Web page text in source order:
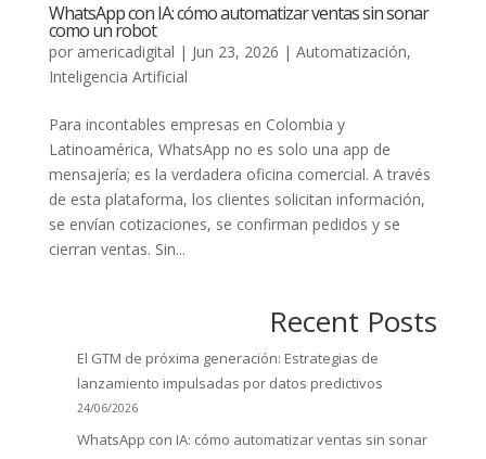
WhatsApp con IA: cómo automatizar ventas sin sonar
como un robot
por americadigital | Jun 23, 2026 | Automatización,
Inteligencia Artificial
Para incontables empresas en Colombia y
Latinoamérica, WhatsApp no es solo una app de
mensajería; es la verdadera oficina comercial. A través
de esta plataforma, los clientes solicitan información,
se envían cotizaciones, se confirman pedidos y se
cierran ventas. Sin...
Recent Posts
El GTM de próxima generación: Estrategias de
lanzamiento impulsadas por datos predictivos
24/06/2026
WhatsApp con IA: cómo automatizar ventas sin sonar